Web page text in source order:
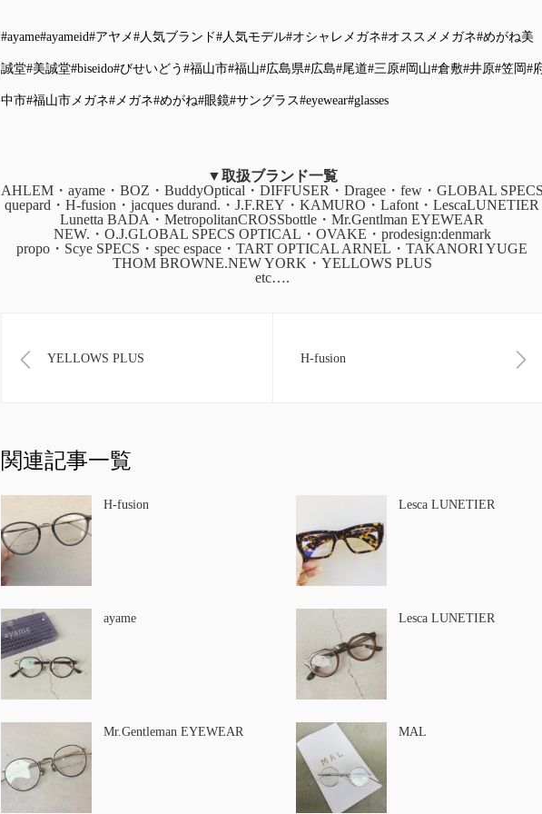
#ayame#ayameid#アヤメ#人気ブランド#人気モデル#オシャレメガネ#オススメメガネ#めがね美
誠堂#美誠堂#biseido#びせいどう #福山市#福山#広島県#広島#尾道#三原#岡山#倉敷#井原#笠岡 #
中市#福山市メガネ#メガネ#めがね#眼鏡#サングラス#eyewear#glasses
▼取扱ブランド一覧
AHLEM・ayame・BOZ・BuddyOptical・DIFFUSER・Dragee・few・GLOBAL
quepard・H-fusion・jacques durand.・J.F.REY・KAMURO・Lafont・LescaLUNETIER
Lunetta BADA・MetropolitanCROSSbottle・Mr.Gentlman EYEWEAR
NEW.・O.J.GLOBAL SPECS OPTICAL・OVAKE・prodesign:denmark
propo・Scye SPECS・spec espace・TART OPTICAL ARNEL・TAKANORI YUGE
THOM BROWNE.NEW YORK・YELLOWS PLUS
etc….
YELLOWS PLUS H-fusion
関連記事一覧
H-fusion Lesca LUNETIER
ayame Lesca LUNETIER
Mr.Gentleman EYEWEAR MAL